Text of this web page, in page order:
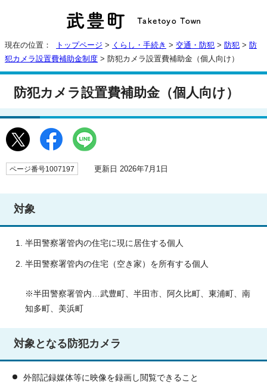
現在の位置： トップページ > くらし・手続き > 交通・防犯 > 防犯 > 防
犯カメラ設置費補助金制度 > 防犯カメラ設置費補助金（個人向け）
防犯カメラ設置費補助金（個人向け）
ページ番号1007197 更新日 2026年7月1日
対象
半田警察署管内の住宅に現に居住する個人
半田警察署管内の住宅（空き家）を所有する個人
※半田警察署管内…武豊町、半田市、阿久比町、東浦町、南
知多町、美浜町
対象となる防犯カメラ
外部記録媒体等に映像を録画し閲覧できること